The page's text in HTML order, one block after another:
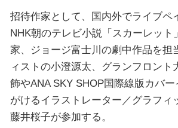
招待作家として、国内外でライブペ
NHK朝のテレビ小説「スカーレット
家、ジョージ富士川の劇中作品を担
ィストの小澄源太、グランフロント
飾やANA SKY SHOP国際線版カバ
がけるイラストレーター／グラフィ
藤井桜子が参加する。